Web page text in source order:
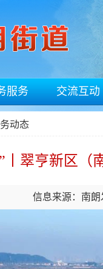
服务 交流互动
动态
丨翠亨新区（
信息来源：南朗